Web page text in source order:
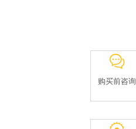
购买前咨询